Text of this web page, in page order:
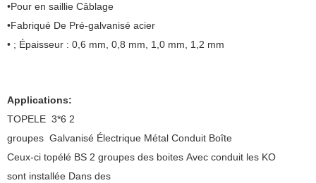
•Pour en saillie Câblage
•Fabriqué De Pré-galvanisé acier
• ; Épaisseur : 0,6 mm, 0,8 mm, 1,0 mm, 1,2 mm
Applications:
TOPELE 3*6 2
groupes Galvanisé Électrique Métal Conduit Boîte
Ceux-ci topélé BS 2 groupes des boites Avec conduit les KO
sont installée Dans des